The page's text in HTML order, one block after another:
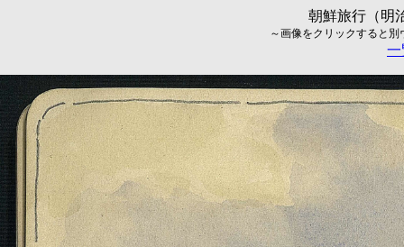
朝鮮旅行（明
～画像をクリックすると
一